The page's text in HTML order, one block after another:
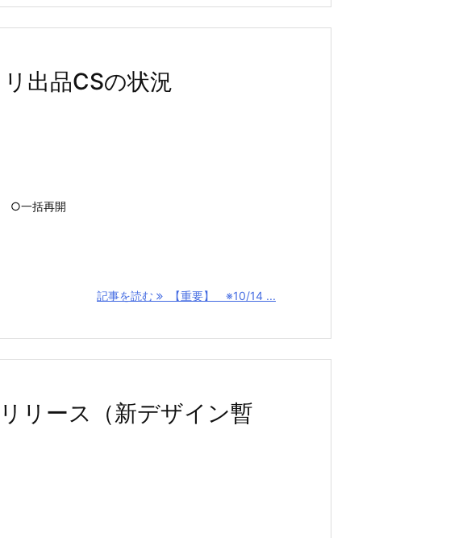
出品CSの状況
○一括再開
記事を読む 【重要】 ※10/14 ...
リース（新デザイン暫